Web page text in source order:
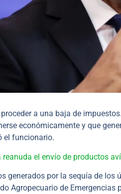
a una baja de
económicamente y que
el funcionario.
reanuda el envío de productos
generados por la sequía de
Agropecuario de